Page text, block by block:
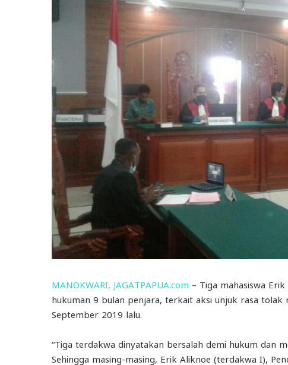
MANOKWARI, JAGATPAPUA.com – Tiga mahasiswa
hukuman 9 bulan penjara, terkait aksi unjuk rasa tolak
September 2019 lalu.
“Tiga terdakwa dinyatakan bersalah demi hukum dan
Sehingga masing-masing, Erik Aliknoe (terdakwa I),